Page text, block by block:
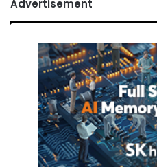
Advertisement